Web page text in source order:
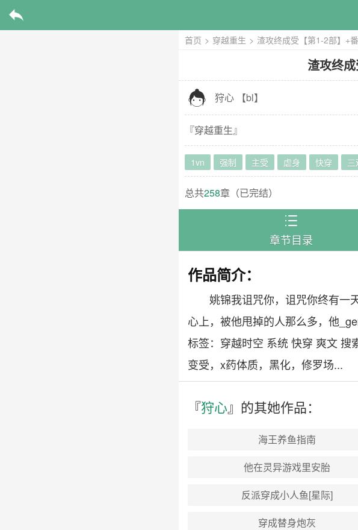

首页 > 穿越重生 > 渣攻终成受【第1-2部】+
渣攻终
 狩心 【bl】
『穿越重生』
1vn 强制 主受 虐身 快穿 三
总共258章（已完结）

章节目录
作品简介：
姚锦我诅咒你，诅咒你终有一
心上，被他甩掉的人那么多，他
标签：穿越时空 系统 快穿 爽文
变受，x药体质，黑化，修罗场...
『狩心』的其她作品：
海王养鱼指南
他在灵异游戏里安胎
反派穿成小人鱼[星际]
穿成替身炮灰